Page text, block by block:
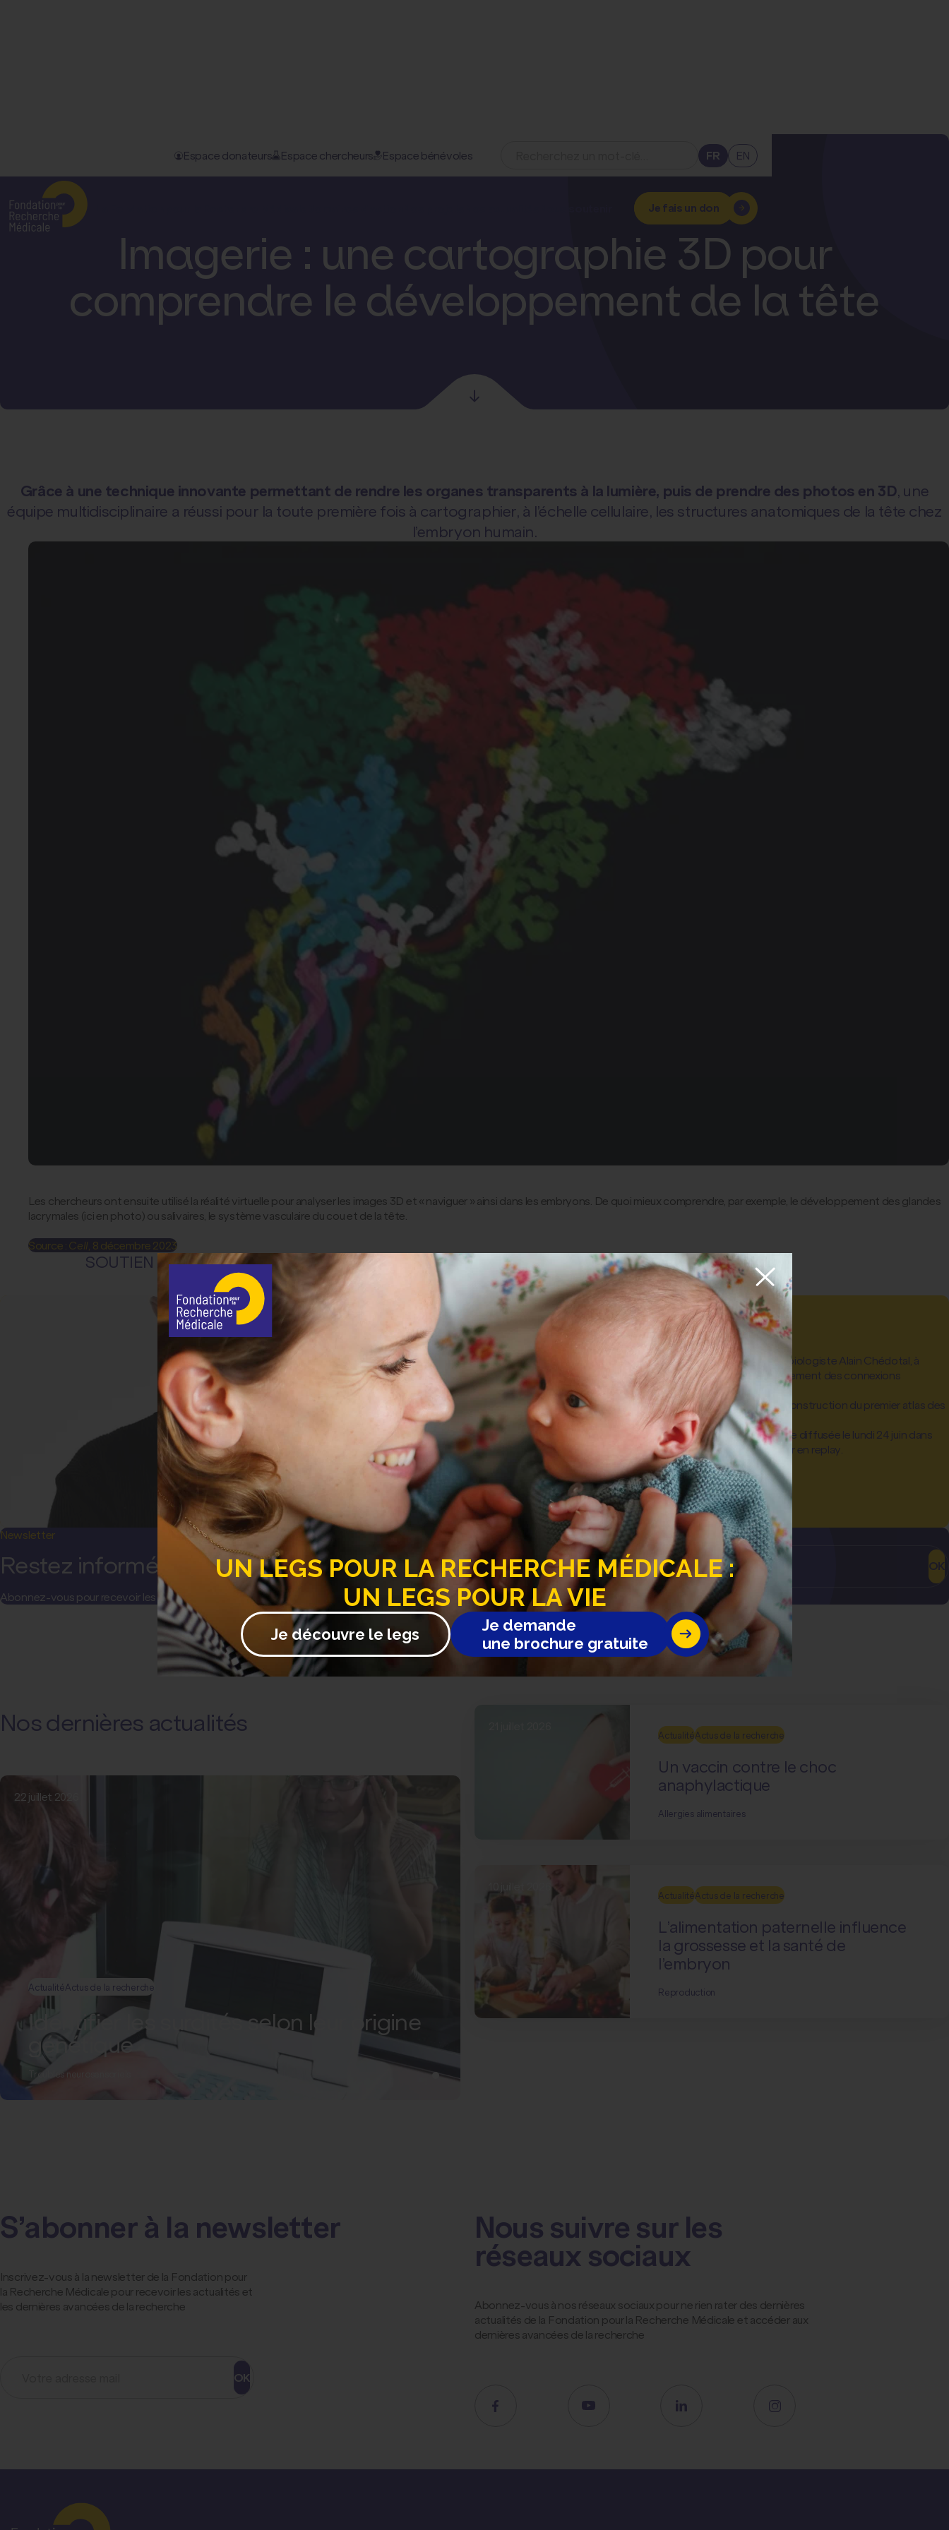
Espace donateurs Espace chercheurs Espace bénévoles FR EN
Je fais un don
Imagerie : une cartographie 3D...
Imagerie : une cartographie 3D pour
comprendre le développement de la tête
Grâce à une technique innovante permettant de rendre les organes transparents à la lumière, puis de prendre des photos en 3D, une
équipe multidisciplinaire a réussi pour la toute première fois à cartographier, à l’échelle cellulaire, les structures anatomiques de la tête chez
l’embryon humain.
Les chercheurs ont ensuite utilisé la réalité virtuelle pour analyser les images 3D et « naviguer » ainsi dans les embryons. De quoi mieux comprendre, par exemple, le développement des glandes
lacrymales (ici en photo) ou salivaires, le système vasculaire du cou et de la tête.
Source : Cell, 8 décembre 2023
SOUTIEN FRM 21 500 Financement FRM en 2022
Zoom sur
La chronique de Thierry Lhermitte
Thierry Lhermitte, parrain de la FRM, est allé rendre visite au neurobiologiste Alain Chédotal, à
l’Institut de la Vision, à Paris. Avec son équipe, il étudie le développement des connexions
cérébrales chez l’embryon et le fœtus.
Depuis 2018, il coordonne un grand projet, soutenu par la FRM : la construction du premier atlas des
cellules de l’embryon et du fœtus humain.
Cette visite a fait l'objet de la chronique santé de Thierry Lhermitte diffusée le lundi 24 juin dans
l'émission « Grand Bien Vous Fasse ! » sur France Inter, à (ré)écouter en replay.
Découvrir la chronique de Thierry Lhermitte
Newsletter
Restez informé(e) !
Abonnez-vous pour recevoir les actualités et communications de la FRM, les projets et découvertes sur toutes les maladies…
OK
Nos dernières actualités
Identifier les surdités selon leur origine
génétique
ActualitéActus de la recherche
Troubles neurosensoriels
22 juillet 2026
Un vaccin contre le choc
anaphylactique
ActualitéActus de la recherche
Allergies alimentaires
L’alimentation paternelle influence
la grossesse et la santé de
l’embryon
ActualitéActus de la recherche
Reproduction
S’abonner à la newsletter
Inscrivez-vous à la newsletter de la Fondation pour
la Recherche Médicale pour recevoir les actualités et
les dernières avancées de la recherche
OK
Nous suivre sur les
réseaux sociaux
Abonnez-vous à nos réseaux sociaux pour ne rien rater des dernières
actualités de la Fondation pour la Recherche Médicale et accéder aux
dernières avancées de la recherche
UN LEGSPOUR LA RECHERCHE MÉDICALE :
UN LEGS POUR LA VIE
Je découvre le legs
Je demande
une brochure gratuite